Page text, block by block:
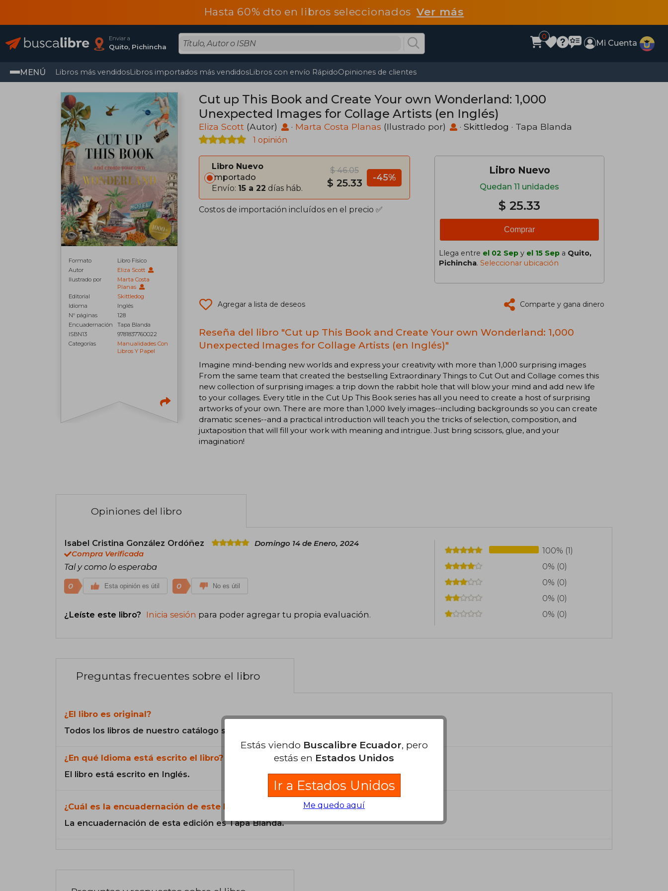
Hasta 60% dto en libros seleccionadosVer más
Enviar a
Quito, Pichincha
0
Mi Cuenta
MENÚ Libros más vendidosLibros importados más vendidosLibros con envío RápidoOpiniones de clientes
Formato
Libro Físico
Autor
Eliza Scott
Ilustrado por
Marta Costa
Planas
Editorial
Skittledog
Idioma
Inglés
N° páginas
128
Encuadernación
Tapa Blanda
ISBN13
9781837760022
Categorías
Manualidades Con
Libros Y Papel
Cut up This Book and Create Your own Wonderland: 1,000
Unexpected Images for Collage Artists (en Inglés)
Eliza Scott (Autor) · Marta Costa Planas (Ilustrado por) · Skittledog · Tapa Blanda
1 opinión
Libro Nuevo
Importado
Envío: 15 a 22 días háb.
$ 46.05
$ 25.33 -45%
Costos de importación incluídos en el precio ✅
Libro Nuevo
Quedan 11 unidades
$ 25.33
Comprar
Llega entre el 02 Sep y el 15 Sep a Quito,
Pichincha. Seleccionar ubicación
Agregar a lista de deseos Comparte y gana dinero
Reseña del libro "Cut up This Book and Create Your own Wonderland: 1,000
Unexpected Images for Collage Artists (en Inglés)"
Imagine mind-bending new worlds and express your creativity with more than 1,000 surprising images
From the same team that created the bestselling Extraordinary Things to Cut Out and Collage comes this
new collection of surprising images: a trip down the rabbit hole that will blow your mind and add new life
to your collages. Every title in the Cut Up This Book series has all you need to create a host of surprising
artworks of your own. There are more than 1,000 lively images--including backgrounds so you can create
dramatic scenes--and a practical introduction will teach you the tricks of selection, composition, and
juxtaposition that will fill your work with meaning and intrigue. Just bring scissors, glue, and your
imagination!
Opiniones del libro
Isabel Cristina González Ordóñez
Domingo 14 de Enero, 2024
Compra Verificada
Tal y como lo esperaba
0 Esta opinión es útil 0 No es útil
¿Leíste este libro? Inicia sesión para poder agregar tu propia evaluación.
100% (1)
0% (0)
0% (0)
0% (0)
0% (0)
Preguntas frecuentes sobre el libro
¿El libro es original?
Todos los libros de nuestro catálogo son Originales.
¿En qué Idioma está escrito el libro?
El libro está escrito en Inglés.
¿Cuál es la encuadernación de este libro?
La encuadernación de esta edición es Tapa Blanda.
Estás viendo Buscalibre Ecuador, pero
estás en Estados Unidos
Ir a Estados Unidos
Me quedo aquí